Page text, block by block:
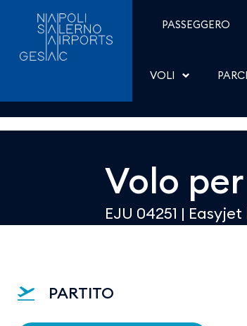
Salta al contenuto
Dettaglio - PASSEGGERO
VOLI
Volo per
EJU 04251 | Easyjet
PARTITO